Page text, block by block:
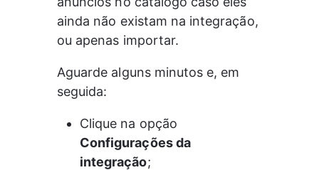
ainda não existam na integração,
ou apenas importar.
Aguarde alguns minutos e, em
seguida:
Clique na opção
Configurações da
integração;